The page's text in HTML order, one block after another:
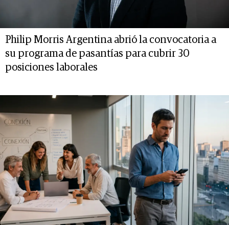
Philip Morris Argentina abrió la convocatoria a
su programa de pasantías para cubrir 30
posiciones laborales